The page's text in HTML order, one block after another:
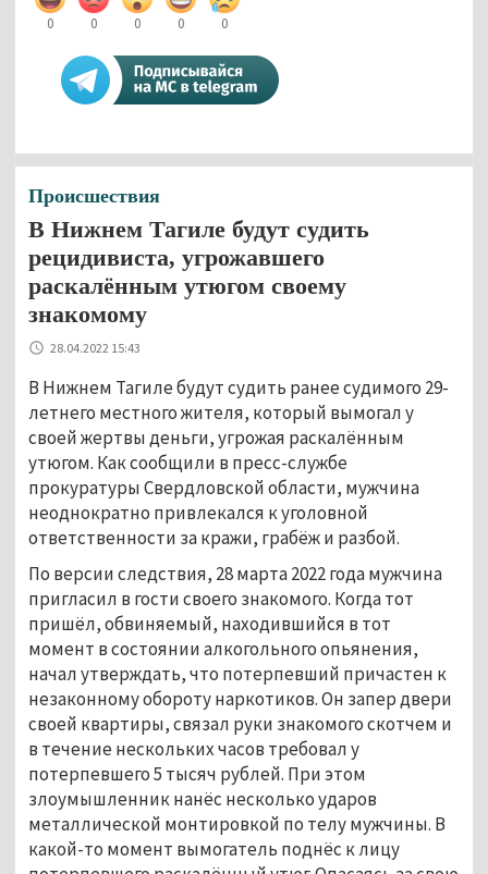
0 0 0 0 0
Происшествия
В Нижнем Тагиле будут судить
рецидивиста, угрожавшего
раскалённым утюгом своему
знакомому
28.04.2022 15:43
В Нижнем Тагиле будут судить ранее судимого 29-
летнего местного жителя, который вымогал у
своей жертвы деньги, угрожая раскалённым
утюгом. Как сообщили в пресс-службе
прокуратуры Свердловской области, мужчина
неоднократно привлекался к уголовной
ответственности за кражи, грабёж и разбой.
По версии следствия, 28 марта 2022 года мужчина
пригласил в гости своего знакомого. Когда тот
пришёл, обвиняемый, находившийся в тот
момент в состоянии алкогольного опьянения,
начал утверждать, что потерпевший причастен к
незаконному обороту наркотиков. Он запер двери
своей квартиры, связал руки знакомого скотчем и
в течение нескольких часов требовал у
потерпевшего 5 тысяч рублей. При этом
злоумышленник нанёс несколько ударов
металлической монтировкой по телу мужчины. В
какой-то момент вымогатель поднёс к лицу